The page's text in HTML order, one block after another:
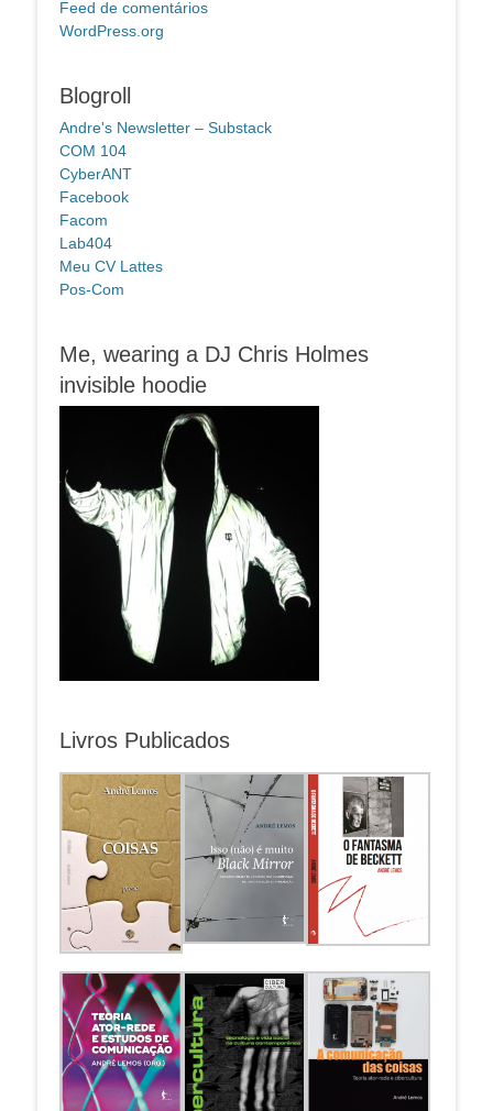
Feed de comentários
WordPress.org
Blogroll
Andre's Newsletter – Substack
COM 104
CyberANT
Facebook
Facom
Lab404
Meu CV Lattes
Pos-Com
Me, wearing a DJ Chris Holmes
invisible hoodie
Livros Publicados